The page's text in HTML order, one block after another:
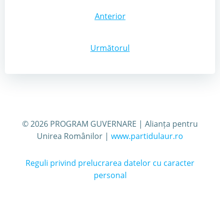
navigation
Anterior
navigation
Următorul
© 2026 PROGRAM GUVERNARE | Alianța pentru
Unirea Românilor | www.partidulaur.ro
Reguli privind prelucrarea datelor cu caracter
personal